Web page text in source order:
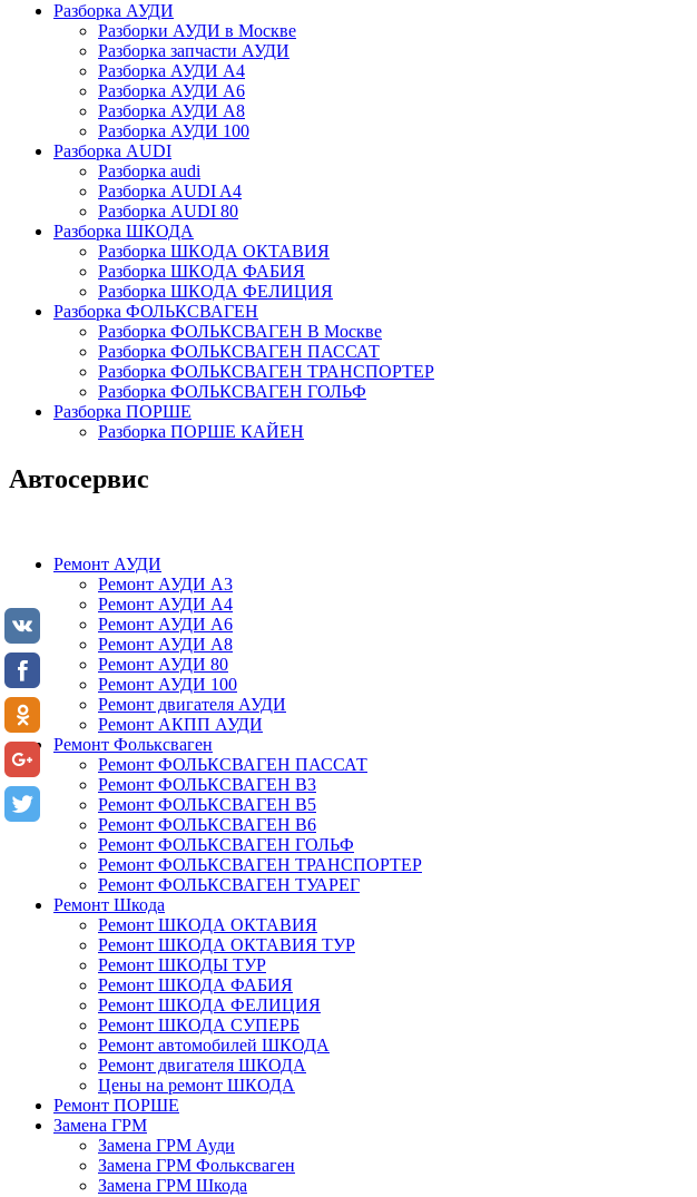
Разборка АУДИ
Разборки АУДИ в Москве
Разборка запчасти АУДИ
Разборка АУДИ А4
Разборка АУДИ А6
Разборка АУДИ А8
Разборка АУДИ 100
Разборка AUDI
Разборка audi
Разборка AUDI A4
Разборка AUDI 80
Разборка ШКОДА
Разборка ШКОДА ОКТАВИЯ
Разборка ШКОДА ФАБИЯ
Разборка ШКОДА ФЕЛИЦИЯ
Разборка ФОЛЬКСВАГЕН
Разборка ФОЛЬКСВАГЕН В Москве
Разборка ФОЛЬКСВАГЕН ПАССАТ
Разборка ФОЛЬКСВАГЕН ТРАНСПОРТЕР
Разборка ФОЛЬКСВАГЕН ГОЛЬФ
Разборка ПОРШЕ
Разборка ПОРШЕ КАЙЕН
Автосервис
Ремонт АУДИ
Ремонт АУДИ А3
Ремонт АУДИ А4
Ремонт АУДИ А6
Ремонт АУДИ А8
Ремонт АУДИ 80
Ремонт АУДИ 100
Ремонт двигателя АУДИ
Ремонт АКПП АУДИ
Ремонт Фольксваген
Ремонт ФОЛЬКСВАГЕН ПАССАТ
Ремонт ФОЛЬКСВАГЕН В3
Ремонт ФОЛЬКСВАГЕН В5
Ремонт ФОЛЬКСВАГЕН В6
Ремонт ФОЛЬКСВАГЕН ГОЛЬФ
Ремонт ФОЛЬКСВАГЕН ТРАНСПОРТЕР
Ремонт ФОЛЬКСВАГЕН ТУАРЕГ
Ремонт Шкода
Ремонт ШКОДА ОКТАВИЯ
Ремонт ШКОДА ОКТАВИЯ ТУР
Ремонт ШКОДЫ ТУР
Ремонт ШКОДА ФАБИЯ
Ремонт ШКОДА ФЕЛИЦИЯ
Ремонт ШКОДА СУПЕРБ
Ремонт автомобилей ШКОДА
Ремонт двигателя ШКОДА
Цены на ремонт ШКОДА
Ремонт ПОРШЕ
Замена ГРМ
Замена ГРМ Ауди
Замена ГРМ Фольксваген
Замена ГРМ Шкода